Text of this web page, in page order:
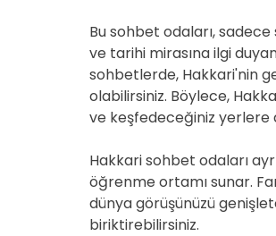
Bu sohbet odaları,
ve tarihi mirasına ilgi
sohbetlerde, Hakkari'nin
olabilirsiniz. Böylece,
ve keşfedeceğiniz yerlere
Hakkari sohbet odaları
öğrenme ortamı sunar.
dünya görüşünüzü
biriktirebilirsiniz.